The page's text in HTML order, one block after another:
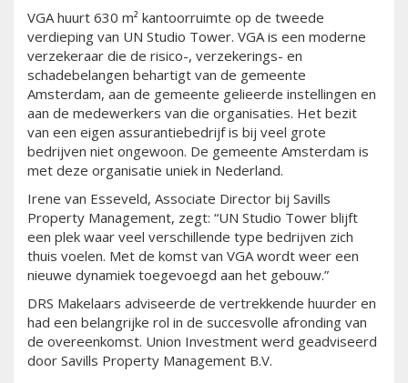
VGA huurt 630 m² kantoorruimte op de tweede
verdieping van UN Studio Tower. VGA is een moderne
verzekeraar die de risico-, verzekerings- en
schadebelangen behartigt van de gemeente
Amsterdam, aan de gemeente gelieerde instellingen en
aan de medewerkers van die organisaties. Het bezit
van een eigen assurantiebedrijf is bij veel grote
bedrijven niet ongewoon. De gemeente Amsterdam is
met deze organisatie uniek in Nederland.
Irene van Esseveld, Associate Director bij Savills
Property Management, zegt: “UN Studio Tower blijft
een plek waar veel verschillende type bedrijven zich
thuis voelen. Met de komst van VGA wordt weer een
nieuwe dynamiek toegevoegd aan het gebouw.”
DRS Makelaars adviseerde de vertrekkende huurder en
had een belangrijke rol in de succesvolle afronding van
de overeenkomst. Union Investment werd geadviseerd
door Savills Property Management B.V.